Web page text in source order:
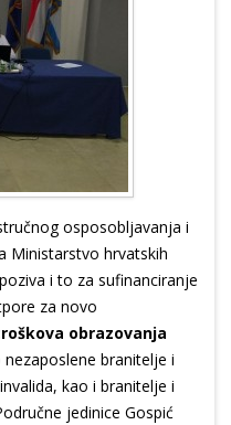
osposobljavanja i
Ministarstvo hrvatskih
i to za sufinanciranje
za novo
obrazovanja
branitelje i
kao i branitelje i
jedinice Gospić